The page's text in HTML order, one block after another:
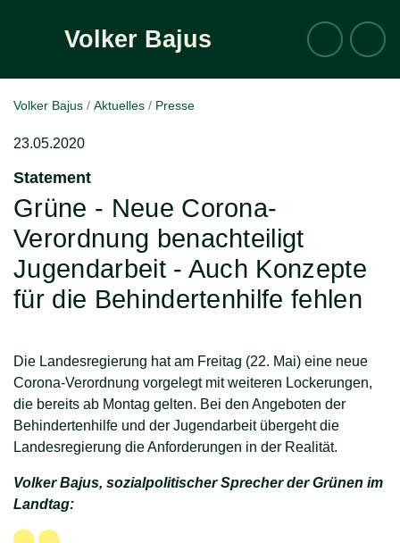
Volker Bajus
Suche
Volker Bajus Aktuelles Presse
23.05.2020
Statement
:
Grüne - Neue Corona-
Verordnung benachteiligt
Jugendarbeit - Auch Konzepte
für die Behindertenhilfe fehlen
Die Landesregierung hat am Freitag (22. Mai) eine neue
Corona-Verordnung vorgelegt mit weiteren Lockerungen,
die bereits ab Montag gelten. Bei den Angeboten der
Behindertenhilfe und der Jugendarbeit übergeht die
Landesregierung die Anforderungen in der Realität.
Volker Bajus, sozialpolitischer Sprecher der Grünen im
Landtag: